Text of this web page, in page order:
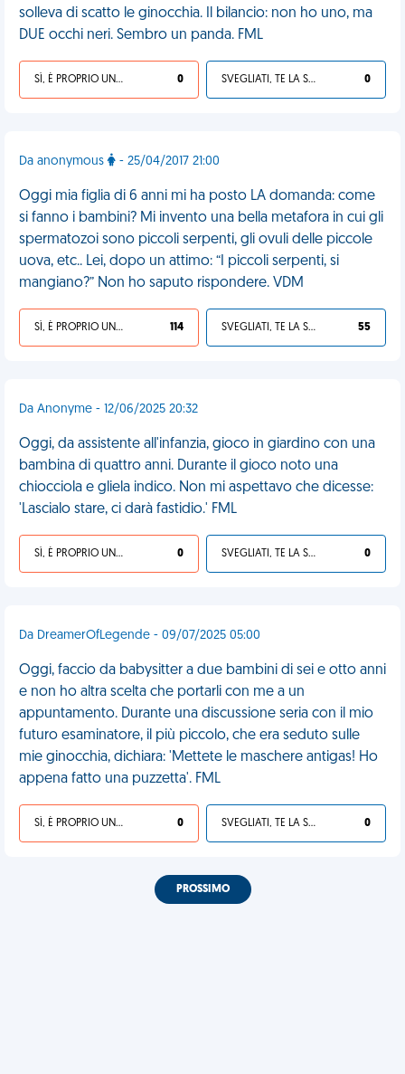
solleva di scatto le ginocchia. Il bilancio: non ho uno, ma
DUE occhi neri. Sembro un panda. FML
SÌ, È PROPRIO UNA VDM! 0 SVEGLIATI, TE LA SEI CERCATA! 0
Da anonymous - 25/04/2017 21:00
Oggi mia figlia di 6 anni mi ha posto LA domanda: come
si fanno i bambini? Mi invento una bella metafora in cui gli
spermatozoi sono piccoli serpenti, gli ovuli delle piccole
uova, etc.. Lei, dopo un attimo: “I piccoli serpenti, si
mangiano?” Non ho saputo rispondere. VDM
SÌ, È PROPRIO UNA VDM! 114 SVEGLIATI, TE LA SEI CERCATA! 55
Da Anonyme - 12/06/2025 20:32
Oggi, da assistente all'infanzia, gioco in giardino con una
bambina di quattro anni. Durante il gioco noto una
chiocciola e gliela indico. Non mi aspettavo che dicesse:
'Lascialo stare, ci darà fastidio.' FML
SÌ, È PROPRIO UNA VDM! 0 SVEGLIATI, TE LA SEI CERCATA! 0
Da DreamerOfLegende - 09/07/2025 05:00
Oggi, faccio da babysitter a due bambini di sei e otto anni
e non ho altra scelta che portarli con me a un
appuntamento. Durante una discussione seria con il mio
futuro esaminatore, il più piccolo, che era seduto sulle
mie ginocchia, dichiara: 'Mettete le maschere antigas! Ho
appena fatto una puzzetta'. FML
SÌ, È PROPRIO UNA VDM! 0 SVEGLIATI, TE LA SEI CERCATA! 0
PROSSIMO